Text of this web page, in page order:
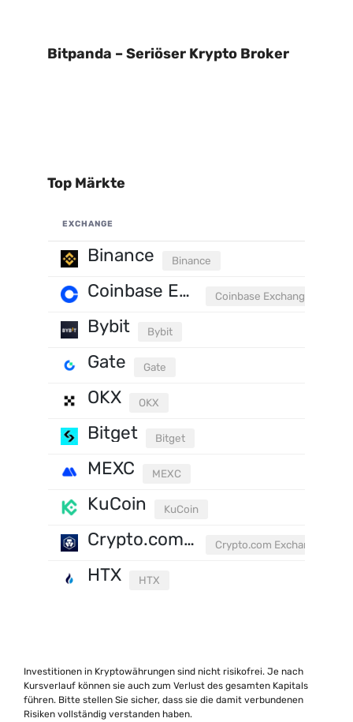
Bitpanda – Seriöser Krypto Broker
Top Märkte
EXCHANGE
Binance Binance
Coinbase Exchange Coinbase Exchange
Bybit Bybit
Gate Gate
OKX OKX
Bitget Bitget
MEXC MEXC
KuCoin KuCoin
Crypto.com Exchange Crypto.com Exchange
HTX HTX
Investitionen in Kryptowährungen sind nicht risikofrei. Je nach
Kursverlauf können sie auch zum Verlust des gesamten Kapitals
führen. Bitte stellen Sie sicher, dass sie die damit verbundenen
Risiken vollständig verstanden haben.